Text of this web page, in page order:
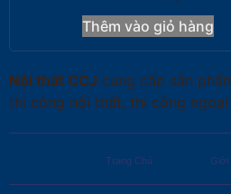
Thêm vào giỏ hàng
Nội thất CCJ cung cấp sản
thi công nội thất, thi công
Trang Chủ Giới